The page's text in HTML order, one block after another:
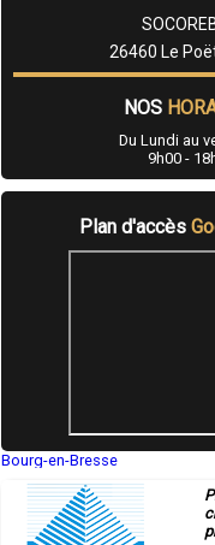
26460 Le
NOS
Du Lundi au
9h00 -
Plan d'accès
Bourg-en-Bresse
Montluçon
Manosque
Gap